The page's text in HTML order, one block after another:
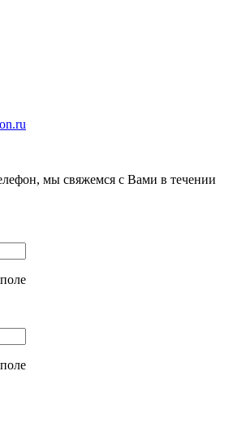
мы свяжемся с Вами в течении